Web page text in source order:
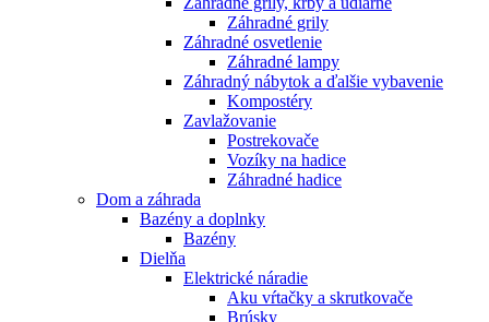
Záhradné grily
Záhradné osvetlenie
Záhradné lampy
Záhradný nábytok a ďalšie vybavenie
Kompostéry
Zavlažovanie
Postrekovače
Vozíky na hadice
Záhradné hadice
Dom a záhrada
Bazény a doplnky
Bazény
Dielňa
Elektrické náradie
Aku vŕtačky a skrutkovače
Brúsky